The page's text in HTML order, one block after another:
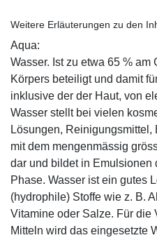
Weitere Erläuterungen zu den
Aqua:
Wasser. Ist zu etwa 65 %
Körpers beteiligt und damit
inklusive der der Haut, von
Wasser stellt bei vielen
Lösungen,
mit dem mengenmässig
dar und bildet in Emulsionen
Phase. Wasser ist ein gutes
(hydrophile) Stoffe wie z. B.
Vitamine oder Salze. Für die
Mitteln wird das eingesetzte